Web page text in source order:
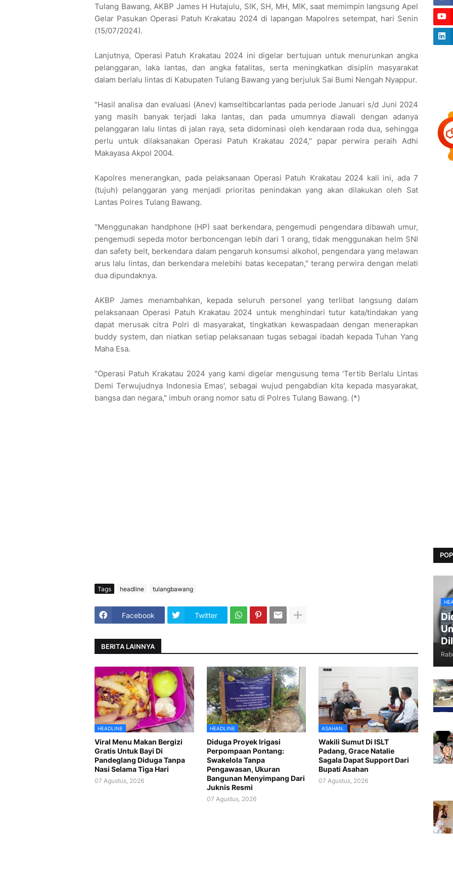
Tulang Bawang, AKBP James H Hutajulu, SIK, SH, MH, MIK, saat memimpin langsung Apel
Gelar Pasukan Operasi Patuh Krakatau 2024 di lapangan Mapolres setempat, hari Senin
(15/07/2024).
Lanjutnya, Operasi Patuh Krakatau 2024 ini digelar bertujuan untuk menurunkan angka
pelanggaran, laka lantas, dan angka fatalitas, serta meningkatkan disiplin masyarakat
dalam berlalu lintas di Kabupaten Tulang Bawang yang berjuluk Sai Bumi Nengah Nyappur.
"Hasil analisa dan evaluasi (Anev) kamseltibcarlantas pada periode Januari s/d Juni 2024
yang masih banyak terjadi laka lantas, dan pada umumnya diawali dengan adanya
pelanggaran lalu lintas di jalan raya, seta didominasi oleh kendaraan roda dua, sehingga
perlu untuk dilaksanakan Operasi Patuh Krakatau 2024," papar perwira peraih Adhi
Makayasa Akpol 2004.
Kapolres menerangkan, pada pelaksanaan Operasi Patuh Krakatau 2024 kali ini, ada 7
(tujuh) pelanggaran yang menjadi prioritas penindakan yang akan dilakukan oleh Sat
Lantas Polres Tulang Bawang.
"Menggunakan handphone (HP) saat berkendara, pengemudi pengendara dibawah umur,
pengemudi sepeda motor berboncengan lebih dari 1 orang, tidak menggunakan helm SNI
dan safety belt, berkendara dalam pengaruh konsumsi alkohol, pengendara yang melawan
arus lalu lintas, dan berkendara melebihi batas kecepatan," terang perwira dengan melati
dua dipundaknya.
AKBP James menambahkan, kepada seluruh personel yang terlibat langsung dalam
pelaksanaan Operasi Patuh Krakatau 2024 untuk menghindari tutur kata/tindakan yang
dapat merusak citra Polri di masyarakat, tingkatkan kewaspadaan dengan menerapkan
buddy system, dan niatkan setiap pelaksanaan tugas sebagai ibadah kepada Tuhan Yang
Maha Esa.
"Operasi Patuh Krakatau 2024 yang kami digelar mengusung tema 'Tertib Berlalu Lintas
Demi Terwujudnya Indonesia Emas', sebagai wujud pengabdian kita kepada masyarakat,
bangsa dan negara," imbuh orang nomor satu di Polres Tulang Bawang. (*)
Tags headline tulangbawang
Facebook Twitter
BERITA LAINNYA
HEADLINE
Viral Menu Makan Bergizi
Gratis Untuk Bayi Di
Pandeglang Diduga Tanpa
Nasi Selama Tiga Hari
07 Agustus, 2026
HEADLINE
Diduga Proyek Irigasi
Perpompaan Pontang:
Swakelola Tanpa
Pengawasan, Ukuran
Bangunan Menyimpang Dari
Juknis Resmi
07 Agustus, 2026
ASAHAN.
Wakili Sumut Di ISLT
Padang, Grace Natalie
Sagala Dapat Support Dari
Bupati Asahan
07 Agustus, 2026